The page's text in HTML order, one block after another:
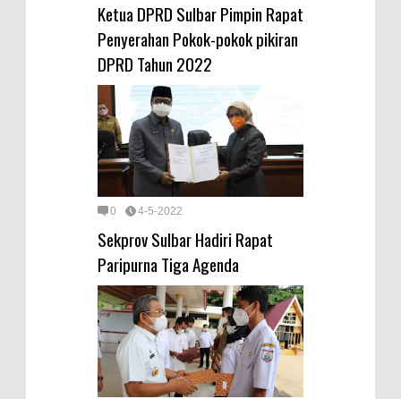
Ketua DPRD Sulbar Pimpin Rapat
Penyerahan Pokok-pokok pikiran
DPRD Tahun 2022
0 4-5-2022
Sekprov Sulbar Hadiri Rapat
Paripurna Tiga Agenda